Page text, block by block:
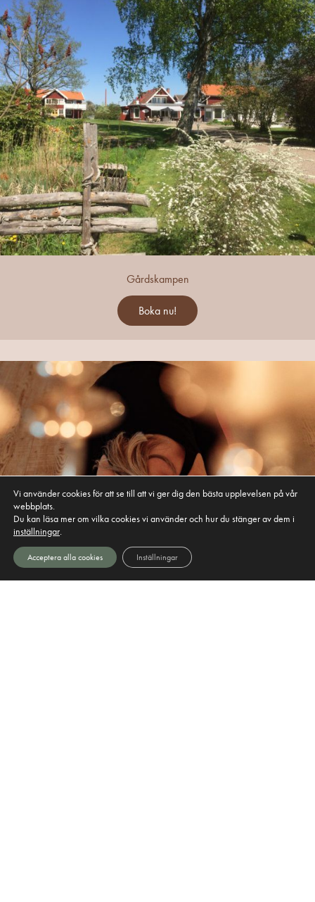
Gårdskampen
Boka nu!
Vi använder cookies för att se till att vi ger dig den bästa upplevelsen på vår
webbplats.
Du kan läsa mer om vilka cookies vi använder och hur du stänger av dem i
inställningar.
Acceptera alla cookies Inställningar